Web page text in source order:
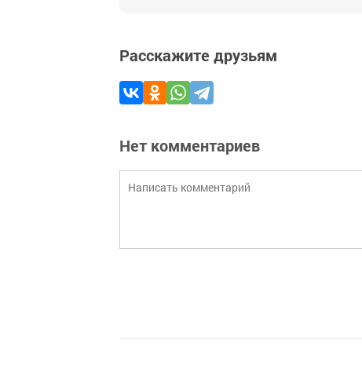
Расскажите друзьям
Нет комментариев